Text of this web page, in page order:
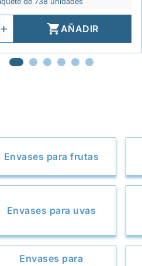
AÑADIR
Envases para frutas
Envases para uvas
Envases para